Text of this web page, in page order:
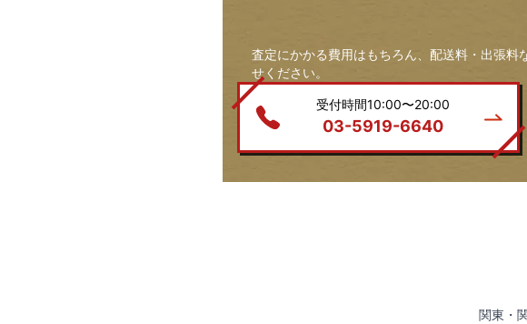
査定にかかる費用はもちろん、配送料・出張
せください。
受付時間10:00〜20:00
03-5919-6640
関東・